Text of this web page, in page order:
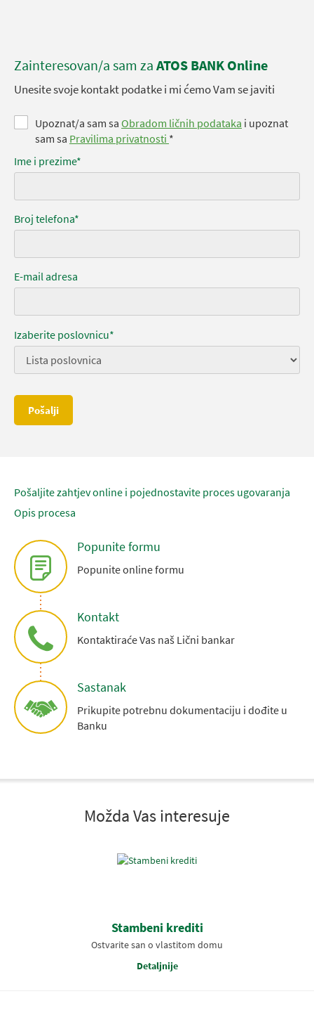
Zainteresovan/a sam za ATOS BANK Online
Unesite svoje kontakt podatke i mi ćemo Vam se javiti
Upoznat/a sam sa Obradom ličnih podataka i upoznat
sam sa Pravilima privatnosti *
Ime i prezime*
Broj telefona*
E-mail adresa
Izaberite poslovnicu*
Pošalji
Pošaljite zahtjev online i pojednostavite proces ugovaranja
Opis procesa
Popunite formu
Popunite online formu
Kontakt
Kontaktiraće Vas naš Lični bankar
Sastanak
Prikupite potrebnu dokumentaciju i dođite u
Banku
Možda Vas interesuje
Stambeni krediti
Ostvarite san o vlastitom domu
Detaljnije